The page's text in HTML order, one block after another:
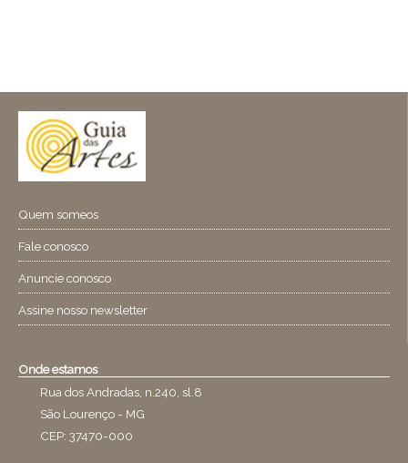
Quem someos
Fale conosco
Anuncie conosco
Assine nosso newsletter
Onde estamos
Rua dos Andradas, n.240, sl.8
São Lourenço - MG
CEP: 37470-000